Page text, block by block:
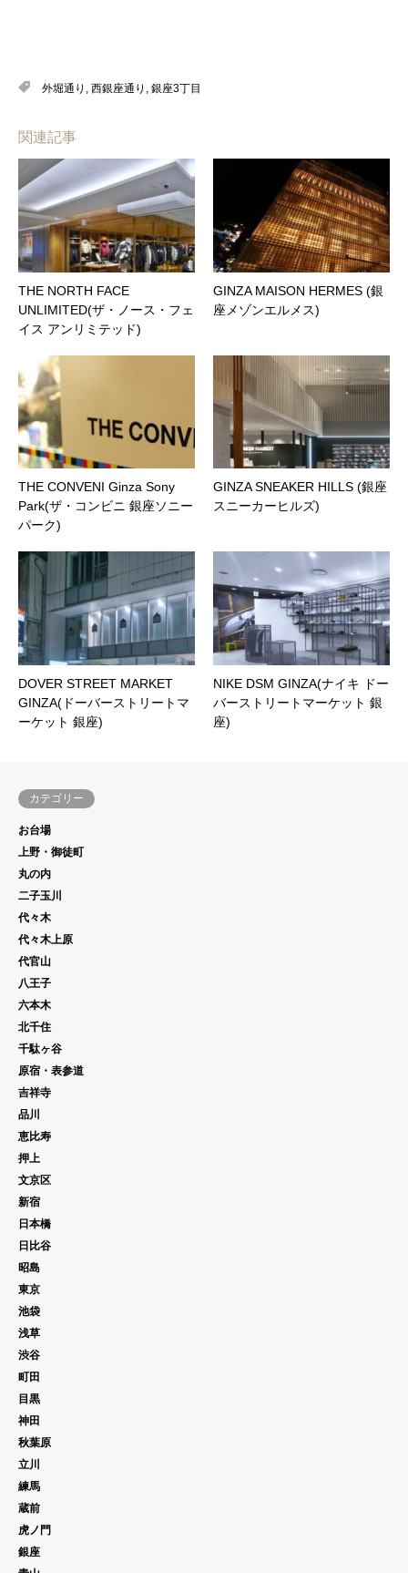
外堀通り , 西銀座通り , 銀座3丁目
関連記事
THE NORTH FACE
UNLIMITED(ザ・ノース・フェ
イス アンリミテッド)
GINZA MAISON HERMES (銀
座メゾンエルメス)
THE CONVENI Ginza Sony
Park(ザ・コンビニ 銀座ソニー
パーク)
GINZA SNEAKER HILLS (銀座
スニーカーヒルズ)
DOVER STREET MARKET
GINZA(ドーバーストリートマ
ーケット 銀座)
NIKE DSM GINZA(ナイキ ドー
バーストリートマーケット 銀
座)
カテゴリー
お台場
上野・御徒町
丸の内
二子玉川
代々木
代々木上原
代官山
八王子
六本木
北千住
千駄ヶ谷
原宿・表参道
吉祥寺
品川
恵比寿
押上
文京区
新宿
日本橋
日比谷
昭島
東京
池袋
浅草
渋谷
町田
目黒
神田
秋葉原
立川
練馬
蔵前
虎ノ門
銀座